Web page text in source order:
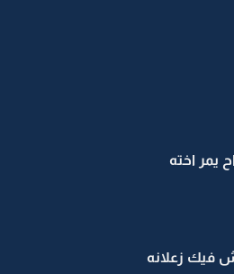
يمر اخته
فيك زعلانه